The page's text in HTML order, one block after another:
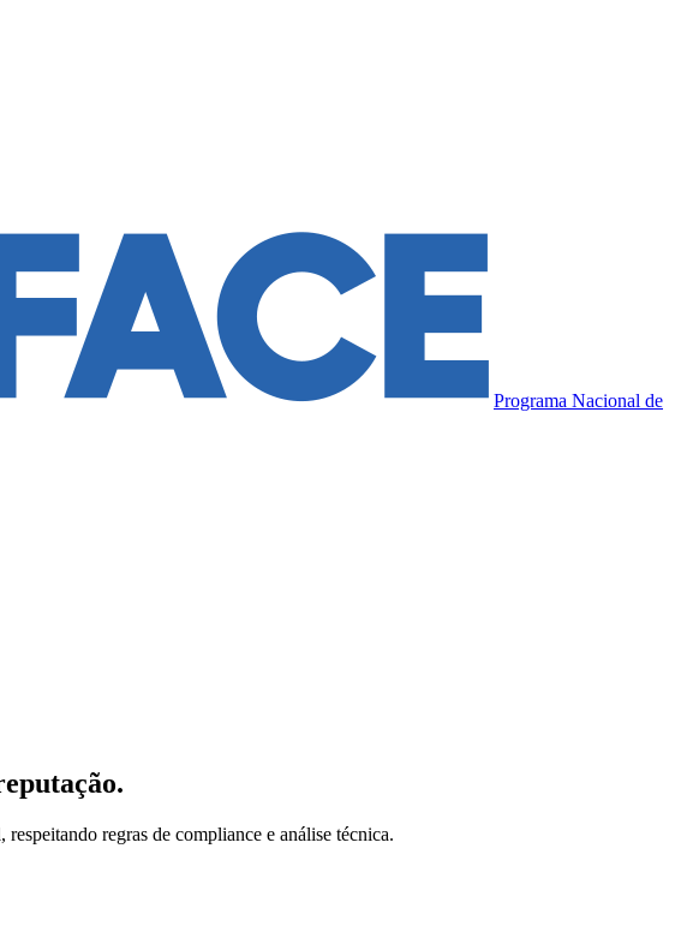
Programa Nacional de
regras de compliance e análise técnica.